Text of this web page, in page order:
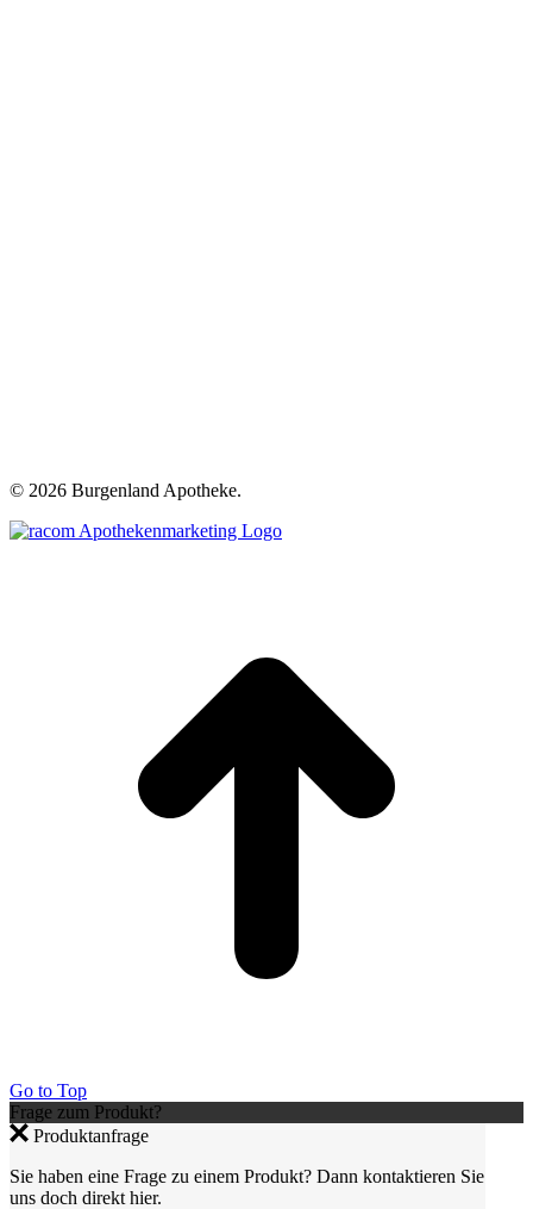
© 2026 Burgenland Apotheke.
Go to Top
Frage zum Produkt?
Produktanfrage
Sie haben eine Frage zu einem Produkt? Dann kontaktieren Sie
uns doch direkt hier.